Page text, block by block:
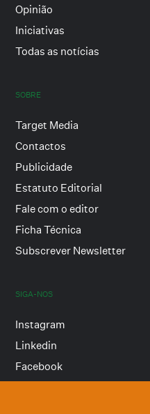
Opinião
Iniciativas
Todas as notícias
SOBRE
Target Media
Contactos
Publicidade
Estatuto Editorial
Fale com o editor
Ficha Técnica
Subscrever Newsletter
SIGA-NOS
Instagram
Linkedin
Facebook